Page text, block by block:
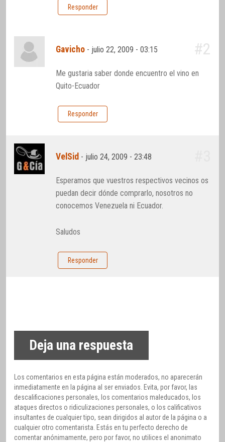
Responder
Gavicho - julio 22, 2009 - 03:15 #2
Me gustaria saber donde encuentro el vino en
Quito-Ecuador
Responder
VelSid - julio 24, 2009 - 23:48
Esperamos que vuestros respectivos vecinos os
puedan decir dónde comprarlo, nosotros no
conocemos Venezuela ni Ecuador.
Saludos
Responder
Deja una respuesta
Los comentarios en esta página están moderados, no aparecerán
inmediatamente en la página al ser enviados. Evita, por favor, las
descalificaciones personales, los comentarios maleducados, los
ataques directos o ridiculizaciones personales, o los calificativos
insultantes de cualquier tipo, sean dirigidos al autor de la página o a
cualquier otro comentarista. Estás en tu perfecto derecho de
comentar anónimamente, pero por favor, no utilices el anonimato